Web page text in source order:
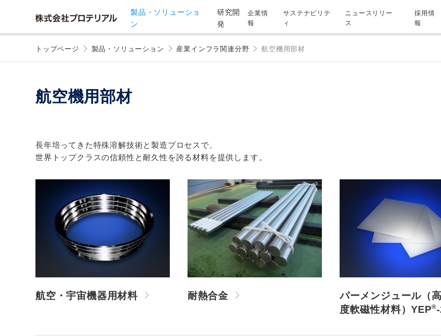
製品・ソリューショ
ン
研究開
発
企業情
報
サステナビリテ
ィ
ニュースリリー
ス
採用情
報
トップページ 製品・ソリューション 産業インフラ関連分野 航空機用部材
航空機用部材
長年培ってきた特殊溶解技術と製造プロセスで、
世界トップクラスの信頼性と耐久性を誇る材料を提供します。
航空・宇宙機器用材料 耐熱合金
パーメンジュール（
度軟磁性材料）YEP®